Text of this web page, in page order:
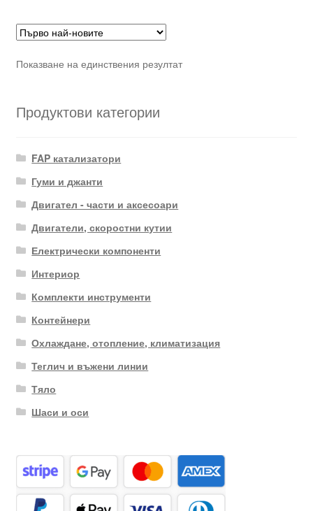
Показване на единствения резултат
Продуктови категории
FAP катализатори
Гуми и джанти
Двигател - части и аксесоари
Двигатели, скоростни кутии
Електрически компоненти
Интериор
Комплекти инструменти
Контейнери
Охлаждане, отопление, климатизация
Теглич и въжени линии
Тяло
Шаси и оси